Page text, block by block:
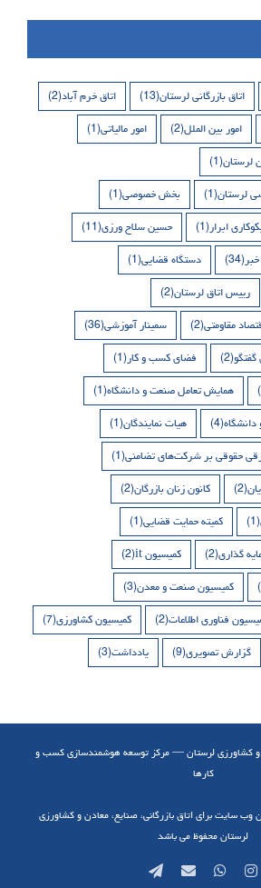
اتاق بازرگانی لرستان(13) اتاق خرم آباد(2)
امور بین الملل(2) امور مالیاتی(1)
لرستان(1)
لرستان(1) بخش خصوصی(1)
ابرار(1) حسین سلاح ورزی(11)
خبر(34) دستگاه قضایی(1)
رییس اتاق لرستان(2)
مقاومتی(2) سمینار آموزشی(36)
(2) فضای کسب و کار(1)
همایش تعامل صنعت و دانشگاه(1)
(4) هیات نمایندگان(1)
حقوقی بر شرکت‌های تضامنی(1)
(2) کانون زنان بازرگان(2)
(1) کمیته حمایت قضایی(1)
گذاری(2) کمیسیون it (2)
کمیسیون صنعت و معدن(3)
فناوری اطلاعات(2) کمیسیون کشاورزی(7)
گزارش تصویری(9) یادداشت(3)
و کشاورزی لرستان — مرکز توسعه هوشمندسازی کسب و
کارها
وب سایت برای اتاق بازرگانی، صنایع، معادن و کشاورزی
لرستان محفوظ می باشد
Instagram
WhatsApp
Email
Telegram